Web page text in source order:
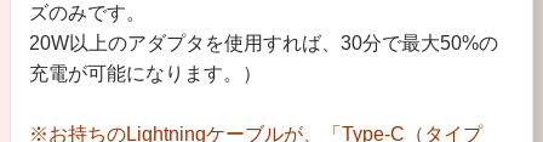
ズのみです。
20W以上のアダプタを使用すれば、30分で最大50%の
充電が可能になります。）
※お持ちのLightningケーブルが、「Type-C（タイプ